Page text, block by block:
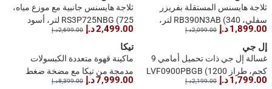
ثلاجة هايسنس المستقلة بفريزر
سفلي، RB390N3AB (340 لتر،
أسود فاخر)
1,899.00 د.إ 2,099.00 د.إ
ثلاجة هايسنس جانبية مع موزع مياه،
RS3P725NBG (725 لتر، أسود
زجاجي)
2,499.00 د.إ 2,699.00 د.إ
إل جي
غسالة إل جي ذات تحميل أمامي 9
كجم، طراز LVF0900PBGB (1200
دورة في الدقيقة)
1,799.00 د.إ 2,199.00 د.إ
تيكا
ماكينة قهوة متعددة الكبسولات
مدمجة من تيكا مع مضخة ضغط
بقوة 19 بار، CLC 8350 MC E04
7,999.00 د.إ 8,399.00 د.إ